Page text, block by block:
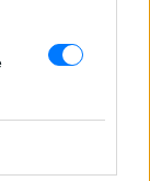
Μόρι»: Η